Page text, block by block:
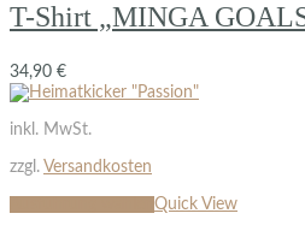
T-Shirt „MINGA
34,90 €
inkl. MwSt.
zzgl. Versandkosten
Quick View